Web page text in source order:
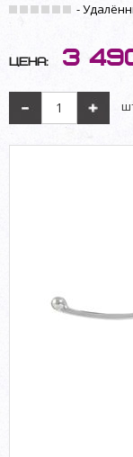
-
Цена: 3